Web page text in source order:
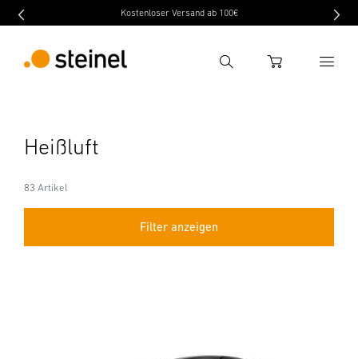
Kostenloser Versand ab 100€
Suche
Suche
WARENKORB
Heißluft
83 Artikel
Filter anzeigen